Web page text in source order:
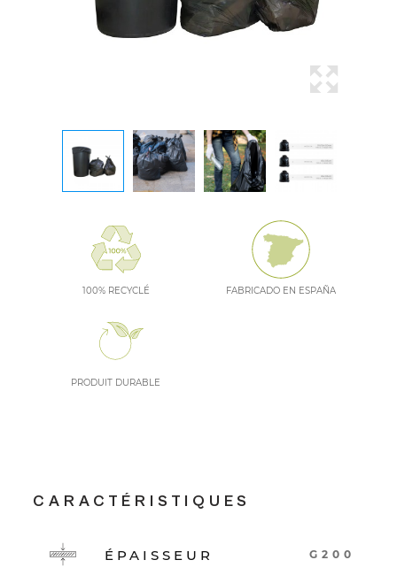
100% RECYCLÉ FABRICADO EN ESPAÑA
PRODUIT DURABLE
CARACTÉRISTIQUES
ÉPAISSEUR G200